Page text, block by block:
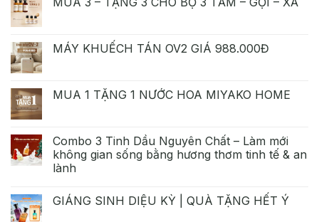
MÁY KHUẾCH TÁN OV2 GIÁ 988.000Đ
MUA 1 TẶNG 1 NƯỚC HOA MIYAKO HOME
Combo 3 Tinh Dầu Nguyên Chất – Làm mới
không gian sống bằng hương thơm tinh tế & an
lành
GIÁNG SINH DIỆU KỲ | QUÀ TẶNG HẾT Ý